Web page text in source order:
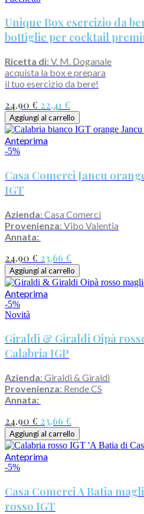
Unique Box esercizio da
bottiglie per cocktail
Ricetta di: V. M. Doganale
acquista la box e prepara
il tuo esercizio da bere!
24,90 € 22,41 €
Aggiungi al carrello
Anteprima
-5%
Casa Comerci Jancu
IGT
Azienda: Casa Comerci
Provenienza: Vibo Valentia
Annata:
24,90 € 23,66 €
Aggiungi al carrello
Anteprima
-5%
Novità
Giraldi & Giraldi Oipà
Calabria IGP
Azienda: Giraldi & Giraldi
Provenienza: Rende CS
Annata:
24,90 € 23,66 €
Aggiungi al carrello
Anteprima
-5%
Casa Comerci A Batia
rosso IGT